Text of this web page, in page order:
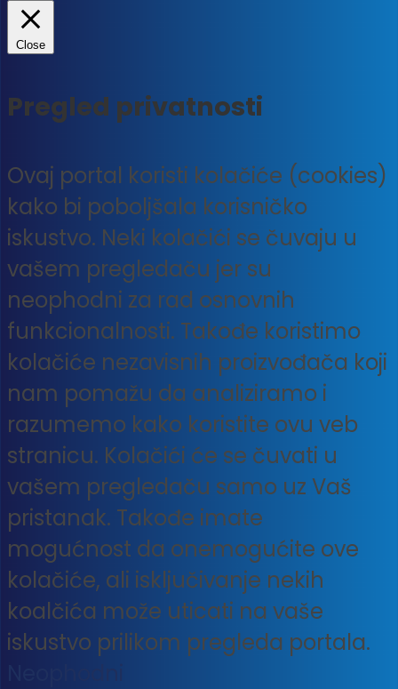
Close
Pregled privatnosti
Ovaj portal koristi kolačiće (cookies)
kako bi poboljšala korisničko
iskustvo. Neki kolačići se čuvaju u
vašem pregledaču jer su
neophodni za rad osnovnih
funkcionalnosti. Takođe koristimo
kolačiće nezavisnih proizvođača koji
nam pomažu da analiziramo i
razumemo kako koristite ovu veb
stranicu. Kolačići će se čuvati u
vašem pregledaču samo uz Vaš
pristanak. Takođe imate
mogućnost da onemogućite ove
kolačiće, ali isključivanje nekih
koalčića može uticati na vaše
iskustvo prilikom pregleda portala.